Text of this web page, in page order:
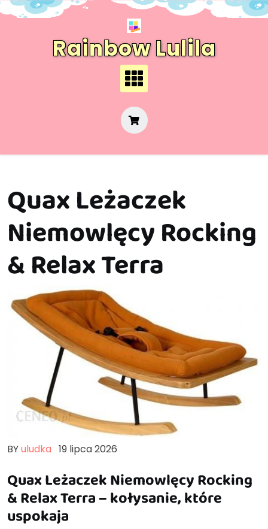
Skip
Rainbow Lulila
Quax Leżaczek
Niemowlęcy Rocking
& Relax Terra
BYuludka 19 lipca 2026
Quax Leżaczek Niemowlęcy Rocking
& Relax Terra – kołysanie, które
uspokaja